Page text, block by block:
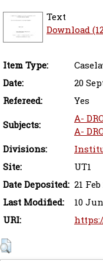
Text
Download
Item Type:
Date:
20
Refereed:
Yes
Subjects:
A-
A-
Divisions:
Site:
UT1
Date Deposited: 21
Last Modified:
10
URI: